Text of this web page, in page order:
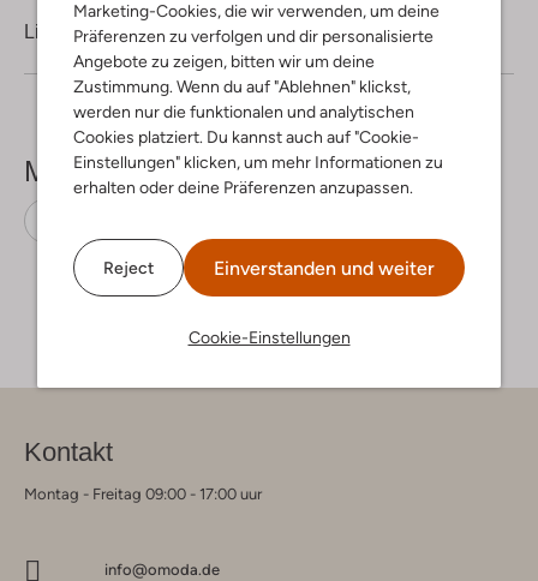
Marketing-Cookies, die wir verwenden, um deine
Präferenzen zu verfolgen und dir personalisierte
Angebote zu zeigen, bitten wir um deine
Zustimmung. Wenn du auf "Ablehnen" klickst,
werden nur die funktionalen und analytischen
Cookies platziert. Du kannst auch auf "Cookie-
Einstellungen" klicken, um mehr Informationen zu
erhalten oder deine Präferenzen anzupassen.
Reject Einverstanden und weiter
Cookie-Einstellungen
Lieferung & Rückgabe
Mehr sehen
Kontakt
Montag - Freitag 09:00 - 17:00 uur
info@omoda.de